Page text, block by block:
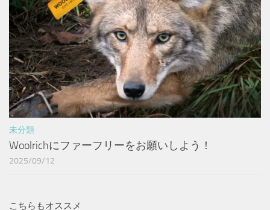
未分類
Woolrichにファーフリーをお願いしよう！
2025/09/12
こちらもオススメ